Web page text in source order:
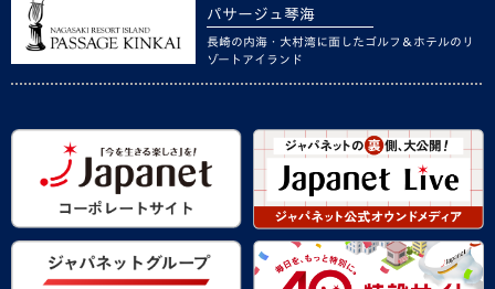
パサージュ琴海
長崎の内海・大村湾に面したゴルフ＆ホテルのリ
ゾートアイランド